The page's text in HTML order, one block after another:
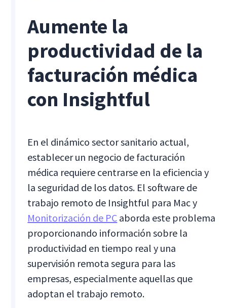
Aumente la
productividad de la
facturación médica
con Insightful
En el dinámico sector sanitario actual,
establecer un negocio de facturación
médica requiere centrarse en la eficiencia y
la seguridad de los datos. El software de
trabajo remoto de Insightful para Mac y
Monitorización de PC aborda este problema
proporcionando información sobre la
productividad en tiempo real y una
supervisión remota segura para las
empresas, especialmente aquellas que
adoptan el trabajo remoto.